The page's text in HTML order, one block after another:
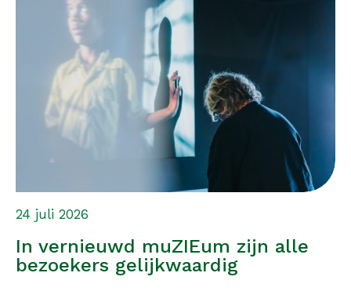
In vernieuwd muZIEum zijn alle
bezoekers gelijkwaardig
24 juli 2026